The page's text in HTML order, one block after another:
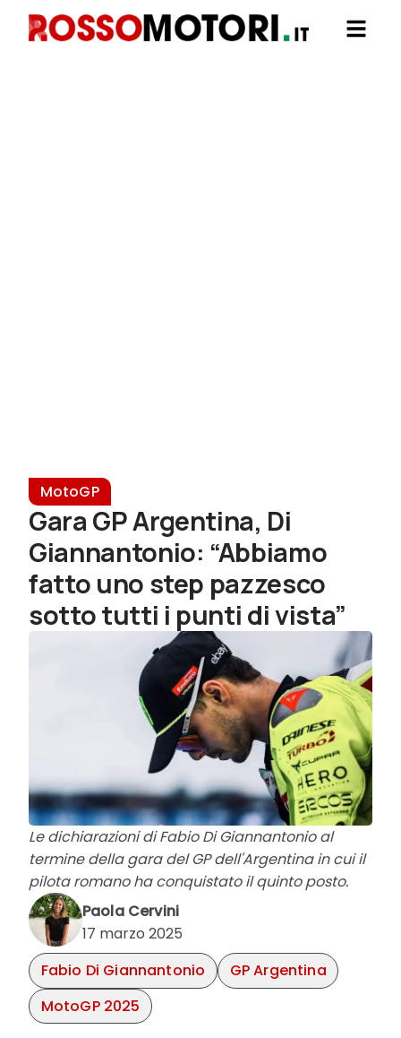
MotoGP
Gara GP Argentina, Di
Giannantonio: “Abbiamo
fatto uno step pazzesco
sotto tutti i punti di vista”
Le dichiarazioni di Fabio Di Giannantonio al
termine della gara del GP dell'Argentina in cui il
pilota romano ha conquistato il quinto posto.
Paola Cervini
17 marzo 2025
Fabio Di Giannantonio
GP Argentina
MotoGP 2025